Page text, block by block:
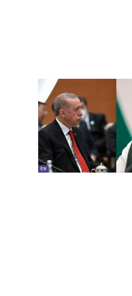
देश